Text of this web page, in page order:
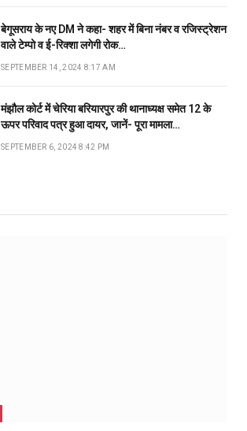
बेगूसराय के नए DM ने कहा- शहर में बिना नंबर व रजिस्ट्रेशन
वाले टेम्पो व ई-रिक्शा लगेगी रोक…
SEPTEMBER 14, 2024 8:17 AM
मंझौल कोर्ट में चेरिया बरियारपुर की थानाध्यक्ष समेत 12 के
ऊपर परिवाद पत्र हुआ दायर, जानें- पूरा मामला…
SEPTEMBER 6, 2024 8:42 PM